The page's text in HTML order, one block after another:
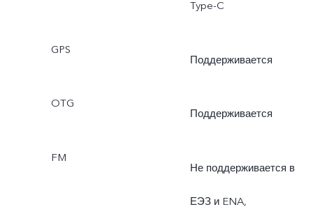
Type-C
GPS
Поддерживается
OTG
Поддерживается
FM
Не поддерживается в
ЕЭЗ и ENA,